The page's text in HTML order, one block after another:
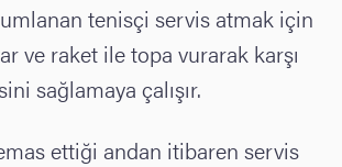
tenisçi servis atmak için
ve raket ile topa vurarak karşı
sağlamaya çalışır.
ettiği andan itibaren servis